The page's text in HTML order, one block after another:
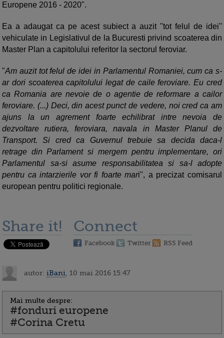
Europene 2016 - 2020".
Ea a adaugat ca pe acest subiect a auzit ''tot felul de idei''
vehiculate in Legislativul de la Bucuresti privind scoaterea din
Master Plan a capitolului referitor la sectorul feroviar.
"Am auzit tot felul de idei in Parlamentul Romaniei, cum ca s-
ar dori scoaterea capitolului legat de caile feroviare. Eu cred
ca Romania are nevoie de o agentie de reformare a cailor
feroviare. (...) Deci, din acest punct de vedere, noi cred ca am
ajuns la un agrement foarte echilibrat intre nevoia de
dezvoltare rutiera, feroviara, navala in Master Planul de
Transport. Si cred ca Guvernul trebuie sa decida daca-l
retrage din Parlament si mergem pentru implementare, ori
Parlamentul sa-si asume responsabilitatea si sa-l adopte
pentru ca intarzierile vor fi foarte mari", a precizat comisarul
european pentru politici regionale.
Share it! Connect
Facebook Twitter RSS Feed
autor: iBani , 10 mai 2016 15:47
Mai multe despre:
#fonduri europene
#Corina Cretu